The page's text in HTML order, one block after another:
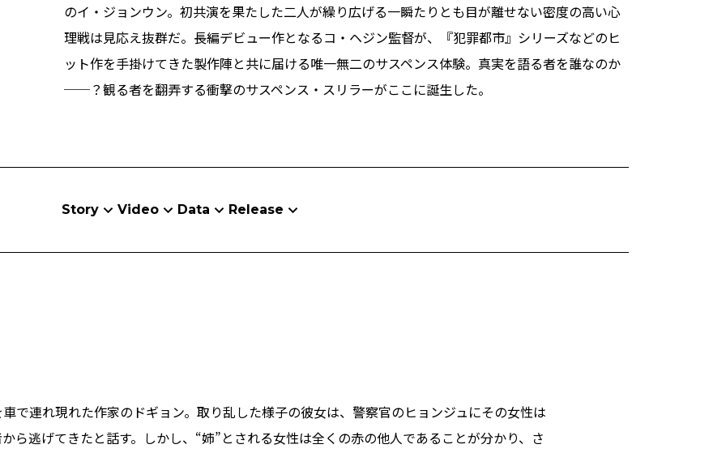
のイ・ジョンウン。初共演を果たした二人が繰り広げる一瞬たりとも目が離せない密度の高い心
理戦は見応え抜群だ。長編デビュー作となるコ・ヘジン監督が、『犯罪都市』シリーズなどのヒ
ット作を手掛けてきた製作陣と共に届ける唯一無二のサスペンス体験。真実を語る者を誰なのか
──？観る者を翻弄する衝撃のサスペンス・スリラーがここに誕生した。
Story Video Data Release
で連れ現れた作家のドギョン。取り乱した様子の彼女は、警察官のヒョンジュにその女性は
ら逃げてきたと話す。しかし、“姉”とされる女性は全くの赤の他人であることが分かり、さ